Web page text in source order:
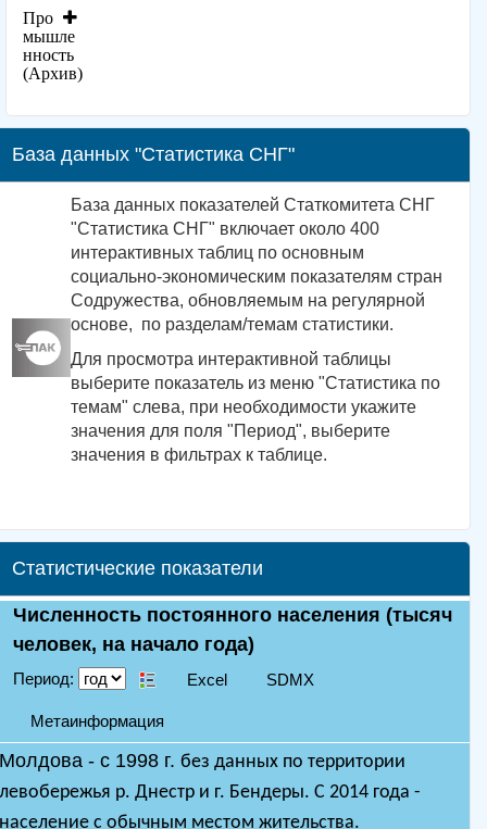
Про
мышле
нность
(Архив)
База данных "Статистика СНГ"
База данных показателей Статкомитета СНГ
"Статистика СНГ" включает около 400
интерактивных таблиц по основным
социально-экономическим показателям стран
Содружества, обновляемым на регулярной
основе, по разделам/темам статистики.
Для просмотра интерактивной таблицы
выберите показатель из меню "Статистика по
темам" слева, при необходимости укажите
значения для поля "Период", выберите
значения в фильтрах к таблице.
Статистические показатели